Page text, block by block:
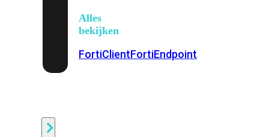
Alles
bekijken
FortiClientFortiEndpoint